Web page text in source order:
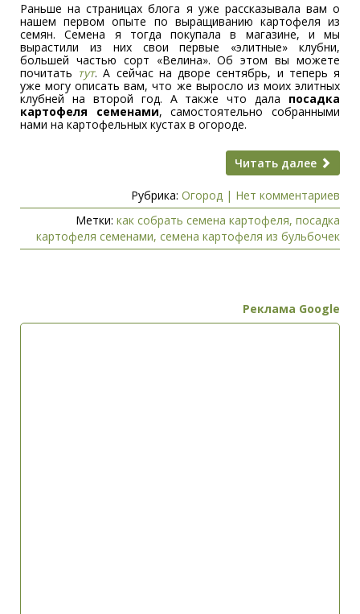
Раньше на страницах блога я уже рассказывала вам о
нашем первом опыте по выращиванию картофеля из
семян. Семена я тогда покупала в магазине, и мы
вырастили из них свои первые «элитные» клубни,
большей частью сорт «Велина». Об этом вы можете
почитать тут. А сейчас на дворе сентябрь, и теперь я
уже могу описать вам, что же выросло из моих элитных
клубней на второй год. А также что дала посадка
картофеля семенами, самостоятельно собранными
нами на картофельных кустах в огороде.
Читать далее
Рубрика: Огород | Нет комментариев
Метки: как собрать семена картофеля, посадка
картофеля семенами, семена картофеля из бульбочек
Реклама Google